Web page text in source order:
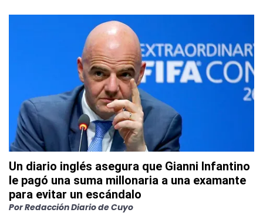
Un diario inglés asegura que Gianni Infantino
le pagó una suma millonaria a una examante
para evitar un escándalo
PorRedacción Diario de Cuyo